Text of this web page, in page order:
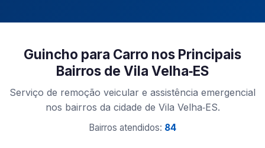
Guincho para Carro nos Principais
Bairros de Vila Velha‑ES
Serviço de remoção veicular e assistência emergencial
nos bairros da cidade de Vila Velha‑ES.
Bairros atendidos: 84